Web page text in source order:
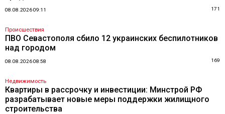
08.08.2026 09:11 171
Происшествия
ПВО Севастополя сбило 12 украинских беспилотников
над городом
08.08.2026 08:58 169
Недвижимость
Квартиры в рассрочку и инвестиции: Минстрой РФ
разрабатывает новые меры поддержки жилищного
строительства